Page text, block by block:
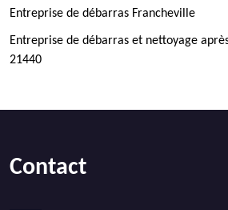
Entreprise de débarras Francheville
Entreprise de débarras et nettoyage
21440
Contact